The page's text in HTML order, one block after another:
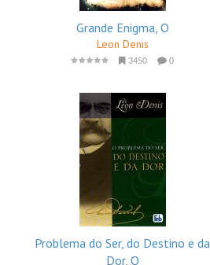
Grande Enigma, O
Leon Denis
3450 0
Problema do Ser, do Destino e da
Dor, O